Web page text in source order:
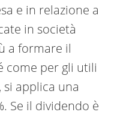
e in relazione a
in società
a formare il
come per gli utili
applica una
Se il dividendo è